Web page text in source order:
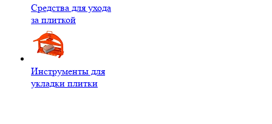
Средства для ухода
за плиткой
Инструменты для
укладки плитки